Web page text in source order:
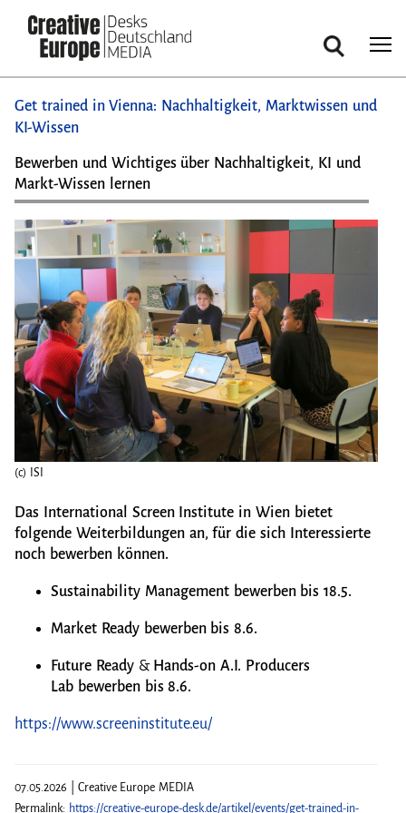
zum
Inhalt
Suche
Get trained in Vienna: Nachhaltigkeit, Marktwissen und
KI-Wissen
Bewerben und Wichtiges über Nachhaltigkeit, KI und
Markt-Wissen lernen
(c) ISI
Das International Screen Institute in Wien bietet
folgende Weiterbildungen an, für die sich Interessierte
noch bewerben können.
Sustainability Management bewerben bis 18.5.
Market Ready bewerben bis 8.6.
Future Ready& Hands-on A.I. Producers
Lab bewerben bis 8.6.
https://www.screeninstitute.eu/
07.05.2026 | Creative Europe MEDIA
Permalink: https://creative-europe-desk.de/artikel/events/get-trained-in-